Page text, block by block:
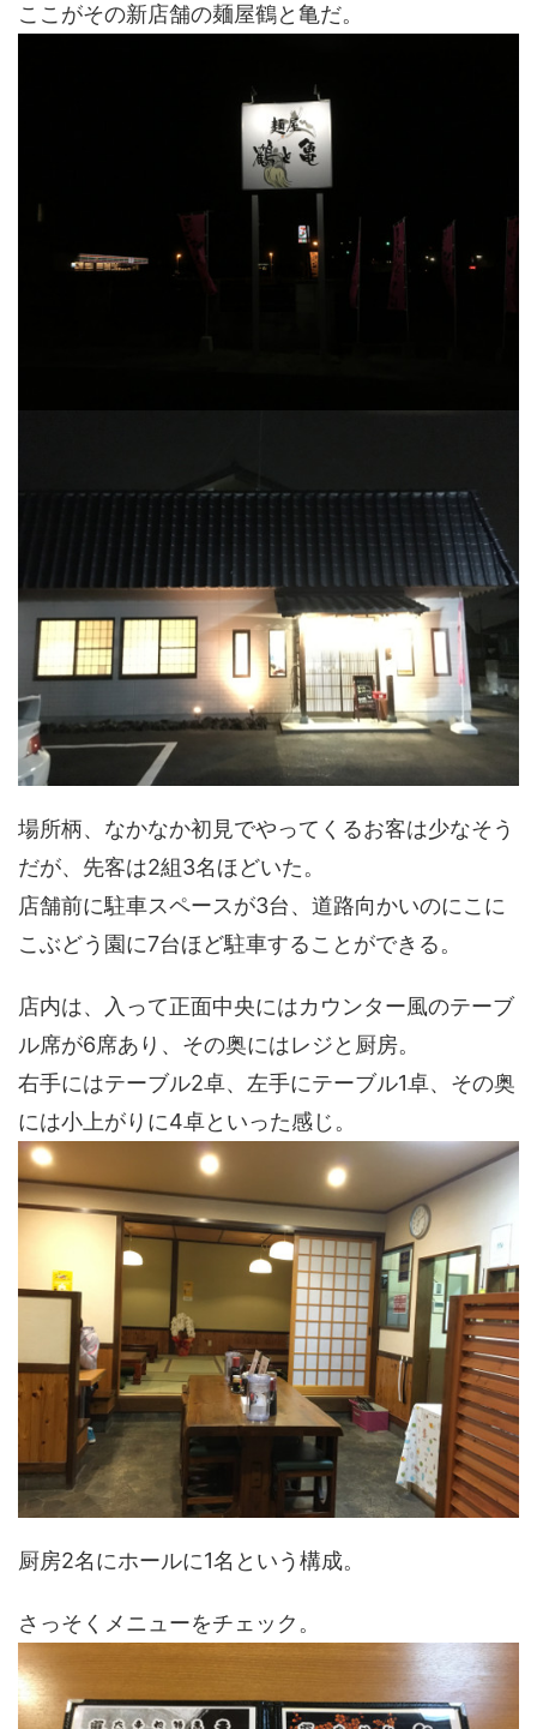
ここがその新店舗の麺屋鶴と亀だ。
場所柄、なかなか初見でやってくるお客は少なそう
だが、先客は2組3名ほどいた。
店舗前に駐車スペースが3台、道路向かいのにこに
こぶどう園に7台ほど駐車することができる。
店内は、入って正面中央にはカウンター風のテーブ
ル席が6席あり、その奥にはレジと厨房。
右手にはテーブル2卓、左手にテーブル1卓、その奥
には小上がりに4卓といった感じ。
厨房2名にホールに1名という構成。
さっそくメニューをチェック。